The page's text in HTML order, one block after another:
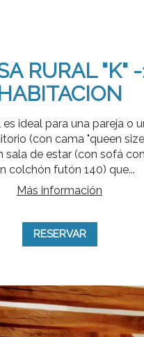
RURAL "K"
ideal para una pareja o
(con cama "queen
sala de estar (con sofá
colchón futón 140) que...
Más información
RESERVAR